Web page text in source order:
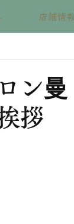
店舗情報
ン曼
拶